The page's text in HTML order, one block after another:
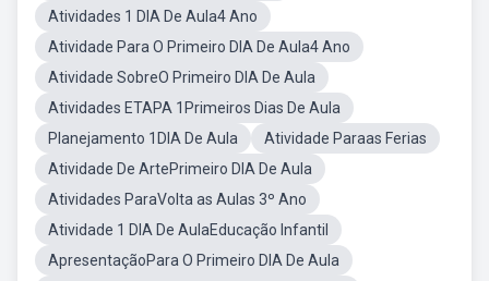
Atividades 1 DIA De Aula4 Ano
Atividade Para O Primeiro DIA De Aula4 Ano
Atividade SobreO Primeiro DIA De Aula
Atividades ETAPA 1Primeiros Dias De Aula
Planejamento 1DIA De Aula
Atividade Paraas Ferias
Atividade De ArtePrimeiro DIA De Aula
Atividades ParaVolta as Aulas 3º Ano
Atividade 1 DIA De AulaEducação Infantil
ApresentaçãoPara O Primeiro DIA De Aula